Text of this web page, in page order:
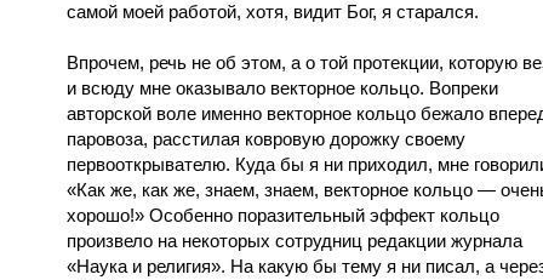
самой моей работой, хотя, видит Бог, я старался.
Впрочем, речь не об этом, а о той протекции, которую
и всюду мне оказывало векторное кольцо. Вопреки
авторской воле именно векторное кольцо бежало
паровоза, расстилая ковровую дорожку своему
первооткрывателю. Куда бы я ни приходил, мне
«Как же, как же, знаем, знаем, векторное кольцо —
хорошо!» Особенно поразительный эффект кольцо
произвело на некоторых сотрудниц редакции журнала
«Наука и религия». На какую бы тему я ни писал, а